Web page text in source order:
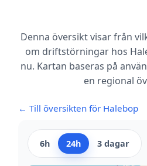
Denna översikt visar från
om driftstörningar hos
nu. Kartan baseras på
en regional
← Till översikten för Halebop
6h 24h 3 dagar